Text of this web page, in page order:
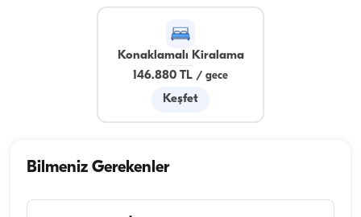
Konaklamalı Kiralama
146.880 TL / gece
Keşfet
Bilmeniz Gerekenler